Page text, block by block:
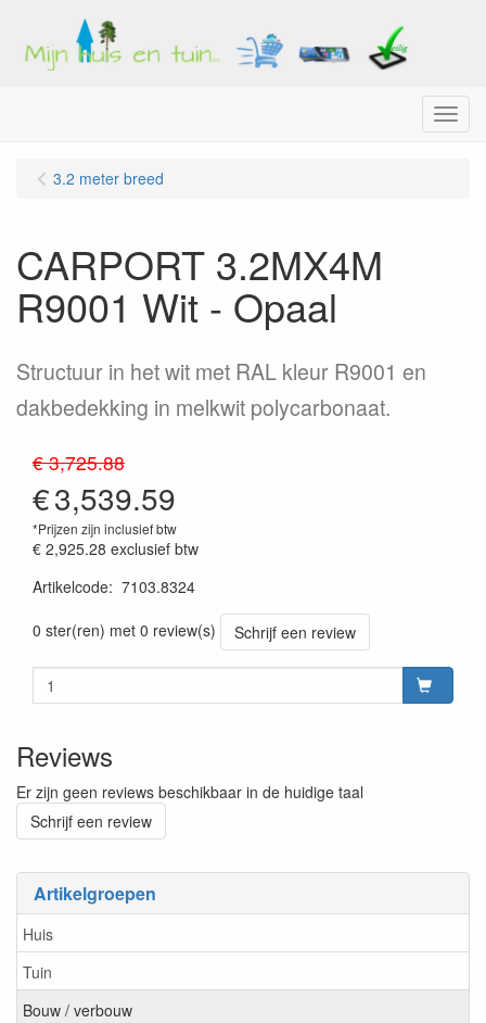
Menu
Artikelgroepen
Huis
Tuin
Bouw / verbouw
3.2 meter breed
CARPORT 3.2MX4M
R9001 Wit - Opaal
Structuur in het wit met RAL kleur R9001 en
dakbedekking in melkwit polycarbonaat.
€ 3,725.88
€3,539.59
*Prijzen zijn inclusief btw
€ 2,925.28 exclusief btw
Artikelcode: 7103.8324
0 ster(ren) met 0 review(s)
Schrijf een review
Reviews
Er zijn geen reviews beschikbaar in de huidige taal
Schrijf een review